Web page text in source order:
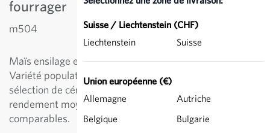
Suisse / Liechtenstein (CHF)
Liechtenstein
Suisse
Union européenne (€)
Allemagne
Autriche
Belgique
Bulgarie
fourrager
m504
Maïs ensilage et maïs grain, moyennement tardif.
Variété population moderne et reproductible de la
sélection de céréales Peter Kunz. Levée rapide et
rendement moyen par rapport aux hybrides
comparables.